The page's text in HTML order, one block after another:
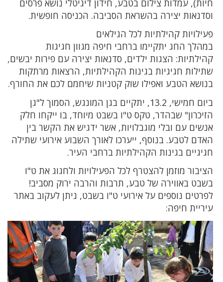
חיות), עמדות צילום בטבע, חידון דיגיטלי נושא פרסים
וסדנאות יצירה בהשראת הסביבה. הכניסה חופשית.
פעילויות קהילתיות לכל הגילאים
במהלך החג יתקיימו ברחבי חיפה מגוון חגיגות
קהילתיות: הצגות ילדים, סדנאות יצירה עם פירות יבשים,
שתילות חגיגיות בגינות הקהילתיות, הרצאות מרתקות
בנושא הטבע ואפילו שוק קטניות שיחמם לכם את החורף.
ביום חמישי, 13.2, יתקיים בגן המונגש, הסמוך ל"גן
הזיכרון" שבהדר, טקס ט"ו בשבט מיוחד, בו ייקחו חלק
אנשים עם ובלי מוגבלויות, אשר ידגיש את הקשר בין
האדם לטבע. בנוסף, ייערכו לאורך השבוע אירועי שתילה
חגיגיים בגינות הקהילתיות ברחבי העיר.
הציבור מוזמן להצטרף לכל הפעילויות ולחגוג את ט"ו
בשבט באווירה של טבע, תרבות והרבה ירוק מסביב!
לפרטים נוספים על אירועי ט"ו בשבט, ניתן לעקוב באתר
עיריית חיפה: